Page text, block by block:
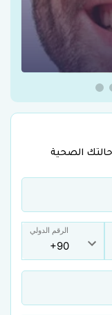
الصحية
الرقم الدولي